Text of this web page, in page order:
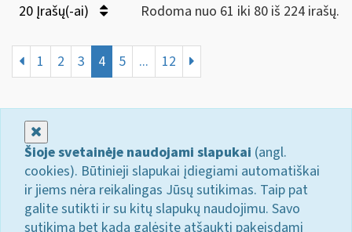
20 Įrašų(-ai) Rodoma nuo 61 iki 80 iš 224 irašų.
1 2 3 4 5 ... 12
Šioje svetainėje naudojami slapukai (angl.
cookies). Būtinieji slapukai įdiegiami automatiškai
ir jiems nėra reikalingas Jūsų sutikimas. Taip pat
galite sutikti ir su kitų slapukų naudojimu. Savo
sutikimą bet kada galėsite atšaukti pakeisdami